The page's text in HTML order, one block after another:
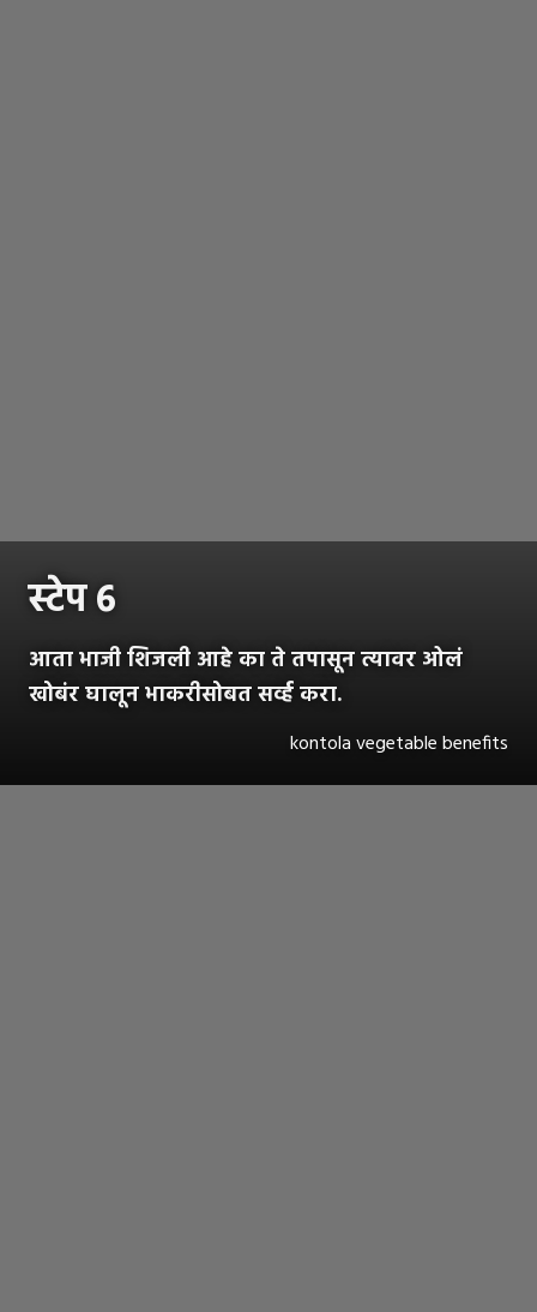
स्टेप ६
आता भाजी शिजली आहे का ते तपासून त्यावर ओलं
खोबंर घालून भाकरीसोबत सर्व्ह करा.
kontola vegetable benefits